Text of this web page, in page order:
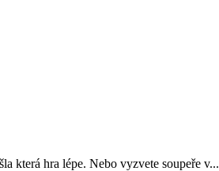
která hra lépe. Nebo vyzvete soupeře v...